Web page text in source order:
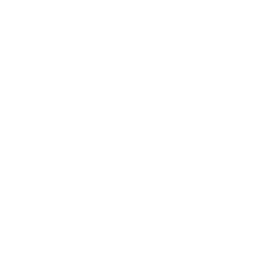
de disponibilité
posent
dans les
Les
la complexité
et un pilotage
et de
vers l'avenir, à